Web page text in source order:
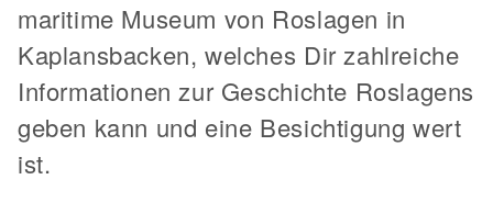
maritime Museum von Roslagen in
Kaplansbacken, welches Dir zahlreiche
Informationen zur Geschichte Roslagens
geben kann und eine Besichtigung wert
ist.